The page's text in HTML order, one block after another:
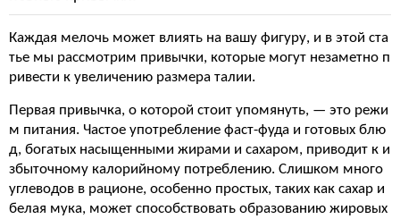
Каждая мелочь может влиять на вашу фигуру, и в этой ста
тье мы рассмотрим привычки, которые могут незаметно п
ривести к увеличению размера талии.
Первая привычка, о которой стоит упомянуть, — это режи
м питания. Частое употребление фаст-фуда и готовых блю
д, богатых насыщенными жирами и сахаром, приводит к и
збыточному калорийному потреблению. Слишком много
углеводов в рационе, особенно простых, таких как сахар и
белая мука, может способствовать образованию жировых